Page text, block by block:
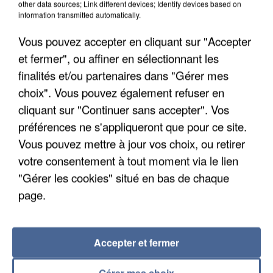
UNE TOURISTE DE L’OISE EMPORTÉE PAR UNE
COULÉE DE BOUE EN HAUTE-SAVOIE
other data sources; Link different devices; Identify devices based on
information transmitted automatically.
Vous pouvez accepter en cliquant sur "Accepter
et fermer", ou affiner en sélectionnant les
finalités et/ou partenaires dans "Gérer mes
choix". Vous pouvez également refuser en
cliquant sur "Continuer sans accepter". Vos
préférences ne s'appliqueront que pour ce site.
Vous pouvez mettre à jour vos choix, ou retirer
votre consentement à tout moment via le lien
"Gérer les cookies" situé en bas de chaque
page.
Accepter et fermer